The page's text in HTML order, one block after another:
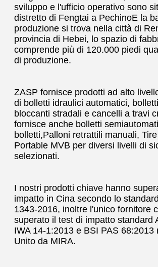
sviluppo e l'ufficio operativo sono
distretto di Fengtai a PechinoE la
produzione si trova nella città di
provincia di Hebei, lo spazio di
comprende più di 120.000 piedi
di produzione.
ZASP fornisce prodotti ad alto
di bolletti idraulici automatici,
bloccanti stradali e cancelli a travi
fornisce anche bolletti
bolletti,Palloni retrattili manuali,
Portable MVB per diversi livelli di
selezionati.
I nostri prodotti chiave hanno
impatto in Cina secondo lo
1343-2016, inoltre l'unico fornitore
superato il test di impatto standard
IWA 14-1:2013 e BSI PAS 68:2013
Unito da MIRA.